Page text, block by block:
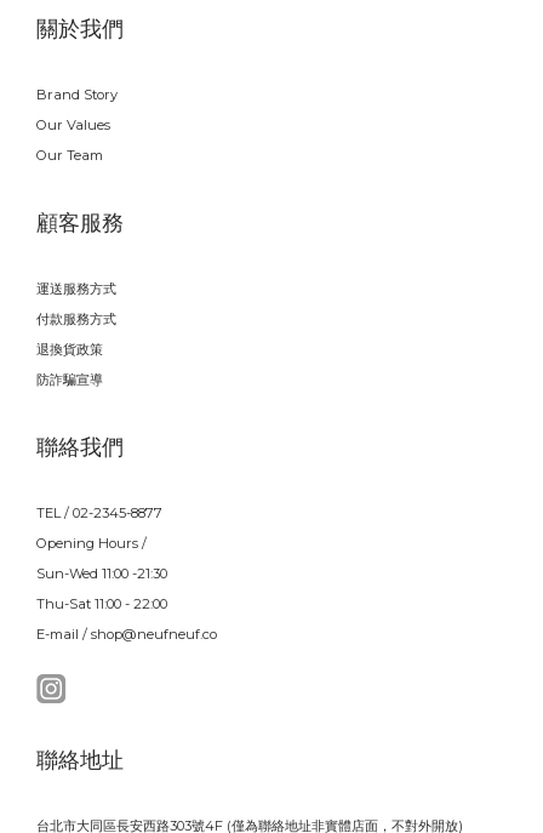
關於我們
Brand Story
Our Values
Our Team
顧客服務
運送服務方式
付款服務方式
退換貨政策
防詐騙宣導
聯絡我們
TEL / 02-2345-8877
Opening Hours /
Sun-Wed 11:00 -21:30
Thu-Sat 11:00 - 22:00
E-mail / shop@neufneuf.co
聯絡地址
台北市大同區長安西路303號4F (僅為聯絡地址非實體店面，不對外開放)